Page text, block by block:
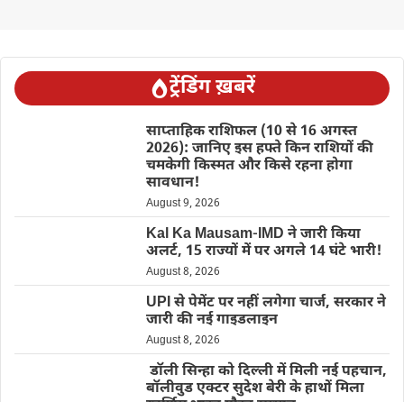
ट्रेंडिंग ख़बरें
साप्ताहिक राशिफल (10 से 16 अगस्त
2026): जानिए इस हफ्ते किन राशियों की
चमकेगी किस्मत और किसे रहना होगा
सावधान!
August 9, 2026
Kal Ka Mausam-IMD ने जारी किया
अलर्ट, 15 राज्यों में पर अगले 14 घंटे भारी!
August 8, 2026
UPI से पेमेंट पर नहीं लगेगा चार्ज, सरकार ने
जारी की नई गाइडलाइन
August 8, 2026
डॉली सिन्हा को दिल्ली में मिली नई पहचान,
बॉलीवुड एक्टर सुदेश बेरी के हाथों मिला